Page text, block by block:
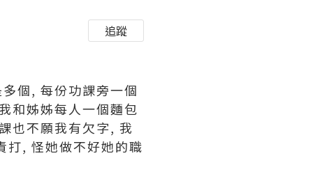
追蹤
個, 每份功課旁一個
和姊姊每人一個麵包
也不願我有欠字, 我
打, 怪她做不好她的職